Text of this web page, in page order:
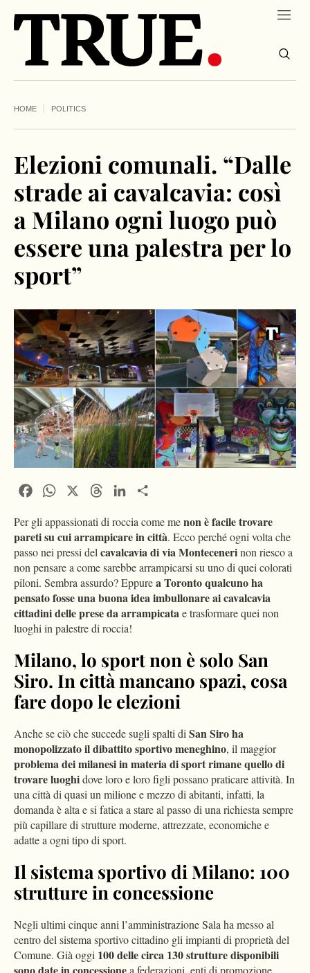
HOME POLITICS
Elezioni comunali. “Dalle
strade ai cavalcavia: così
a Milano ogni luogo può
essere una palestra per lo
sport”
FacebookWhatsApp ThreadsLinkedIn
Per gli appassionati di roccia come menon è facile trovare
pareti su cui arrampicare in città. Ecco perché ogni volta che
passo nei pressi delcavalcavia di via Montecenerinon riesco a
non pensare a come sarebbe arrampicarsi su uno di quei colorati
piloni. Sembra assurdo? Eppurea Toronto qualcuno ha
pensato fosse una buona idea imbullonare ai cavalcavia
cittadini delle prese da arrampicatae trasformare quei non
luoghi in palestre di roccia!
Milano, lo sport non è solo San
Siro. In città mancano spazi, cosa
fare dopo le elezioni
Anche se ciò che succede sugli spalti diSan Siro ha
monopolizzato il dibattito sportivo meneghino, il maggior
problema dei milanesi in materia di sport rimane quello di
trovare luoghidove loro e loro figli possano praticare attività. In
una città di quasi un milione e mezzo di abitanti, infatti, la
domanda è alta e si fatica a stare al passo di una richiesta sempre
più capillare di strutture moderne, attrezzate, economiche e
adatte a ogni tipo di sport.
Il sistema sportivo di Milano: 100
strutture in concessione
Negli ultimi cinque anni l’amministrazione Sala ha messo al
centro del sistema sportivo cittadino gli impianti di proprietà del
Comune. Già oggi 100 delle circa 130 strutture disponibili